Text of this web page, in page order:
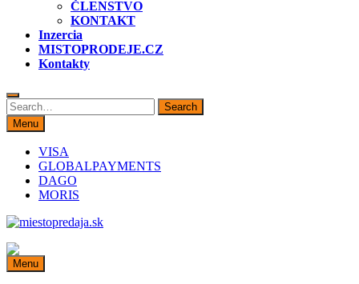
ČLENSTVO
KONTAKT
Inzercia
MISTOPRODEJE.CZ
Kontakty
Search
for:
Search
Menu
VISA
GLOBALPAYMENTS
DAGO
MORIS
miestopredaja.sk
Miesto predaja
Menu